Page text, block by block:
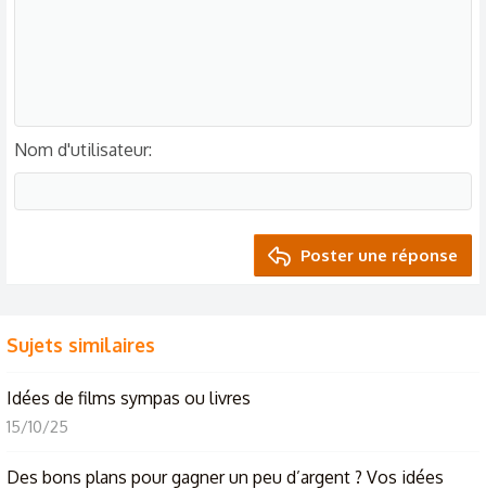
Nom d'utilisateur
Poster une réponse
Sujets similaires
Idées de films sympas ou livres
15/10/25
Des bons plans pour gagner un peu d’argent ? Vos idées